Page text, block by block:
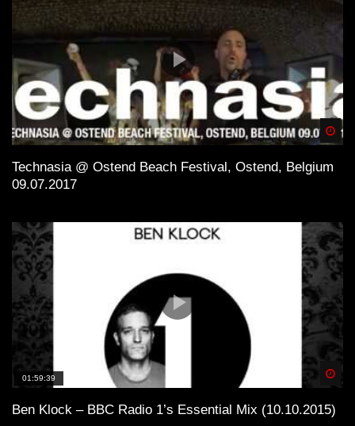
Technasia @ Ostend Beach Festival, Ostend, Belgium
09.07.2017
01:59:39
Ben Klock – BBC Radio 1’s Essential Mix (10.10.2015)